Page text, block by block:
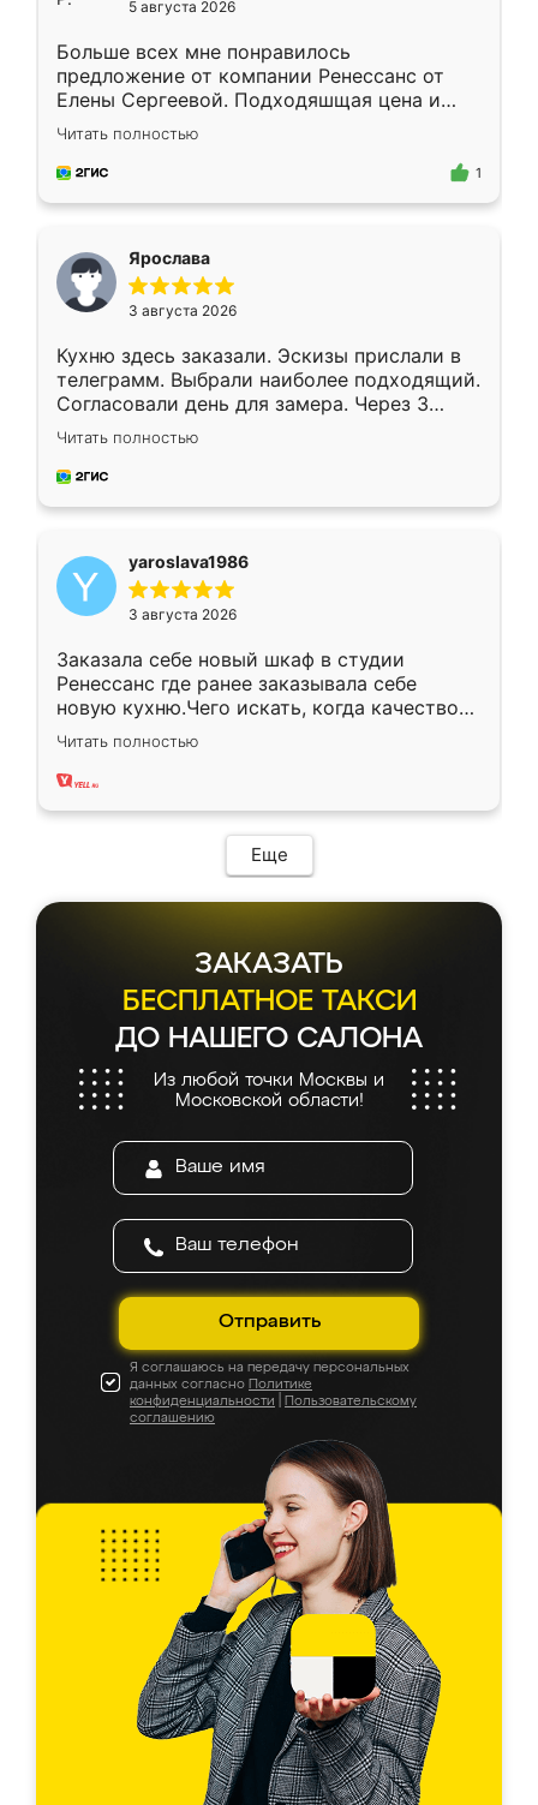
5 августа 2026
Больше всех мне понравилось
предложение от компании Ренессанс от
Елены Сергеевой. Подходяшщая цена и
короткие сроки изготовления. Приехавший
для замера сотрудник Владислав
предложил по моему эскизу самый
Читать полностью
1
Ярослава
3 августа 2026
Кухню здесь заказали. Эскизы прислали в
телеграмм. Выбрали наиболее подходящий.
Согласовали день для замера. Через 3
недели кухня была уже готова. Остались
довольны работой. Спасибо Ренессанс
мебель за качественную работу!
Читать полностью
yaroslava1986
3 августа 2026
Заказала себе новый шкаф в студии
Ренессанс где ранее заказывала себе
новую кухню.Чего искать, когда качеством
вполне довольна. Служит кухня уже почти
два года, нареканий нет.
Читать полностью
Еще
ЗАКАЗАТЬ
БЕСПЛАТНОЕ ТАКСИ
ДО НАШЕГО САЛОНА
Из любой точки Москвы и
Московской области!
Отправить
Я соглашаюсь на передачу персональных
данных согласно Политике
конфиденциальности
Пользовательскому
соглашению